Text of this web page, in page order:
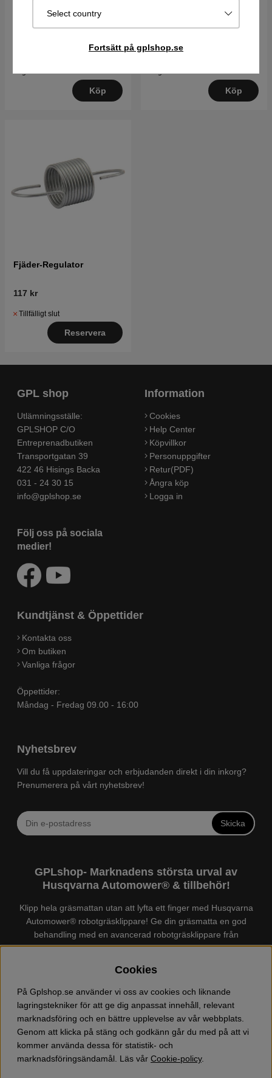
Select country
Fortsätt på gplshop.se
Cover, Arbor
dagar
Köp
dagar
Köp
Fjäder-Regulator
117 kr
Tillfälligt slut
Reservera
GPL shop
Utlämningsställe:
GPLSHOP C/O
Entreprenadbutiken
Transportgatan 39
422 46 Hisings Backa
031 - 24 30 15
info@gplshop.se
Följ oss på sociala
medier!
Information
Cookies
Help Center
Köpvillkor
Personuppgifter
Retur(PDF)
Ångra köp
Logga in
Kundtjänst & Öppettider
Kontakta oss
Om butiken
Vanliga frågor
Öppettider:
Måndag - Fredag 09.00 - 16:00
Nyhetsbrev
Vill du få uppdateringar och erbjudanden direkt i din inkorg?
Prenumerera på vårt nyhetsbrev!
Skicka
GPLshop- Marknadens största urval av
Husqvarna Automower® & tillbehör!
Klipp hela gräsmattan utan att lyfta ett finger med Husqvarna
Automower® robotgräsklippare! Ge din gräsmatta en god
behandling med en avancerad robotgräsklippare från
Husqvarna. Det finns enHusqvarna Automower®för just din
marknadens största urval av tillbehör och reservdelar till
Husqvarna Automower® och GARDENA. Vi säljer även
Husqvarna skog och trädgårdsprodukter så som:
motorsågskläder och skor, grästrimmer, röjsåg, häcksax,
jordfräs, lövblås, högtryckstvätt, dammsugare, snöslunga,
kapmaskin, yxa, leksaker, olja mm. Välkommen till oss!
Cookies
På Gplshop.se använder vi oss av cookies och liknande
lagringstekniker för att ge dig anpassat innehåll, relevant
marknadsföring och en bättre upplevelse av vår webbplats.
Genom att klicka på stäng och godkänn går du med på att vi
kommer använda dessa för statistik- och
marknadsföringsändamål. Läs vår Cookie-policy.